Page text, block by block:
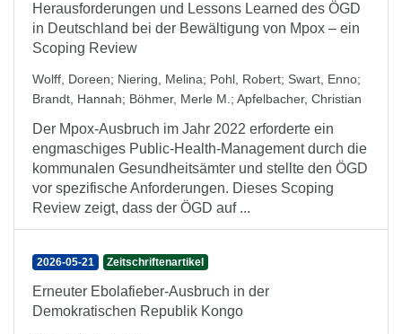
Herausforderungen und Lessons Learned des ÖGD
in Deutschland bei der Bewältigung von Mpox – ein
Scoping Review
Wolff, Doreen; Niering, Melina; Pohl, Robert; Swart, Enno;
Brandt, Hannah; Böhmer, Merle M. ; Apfelbacher, Christian
Der Mpox-Ausbruch im Jahr 2022 erforderte ein
engmaschiges Public-Health-Management durch die
kommunalen Gesundheitsämter und stellte den ÖGD
vor spezifische Anforderungen. Dieses Scoping
Review zeigt, dass der ÖGD auf ...
2026-05-21 Zeitschriftenartikel
Erneuter Ebolafieber-Ausbruch in der
Demokratischen Republik Kongo